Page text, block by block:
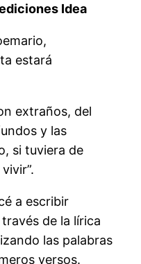
Idea
estará
extraños, del
y las
si tuviera de
a escribir
de la lírica
las palabras
versos.